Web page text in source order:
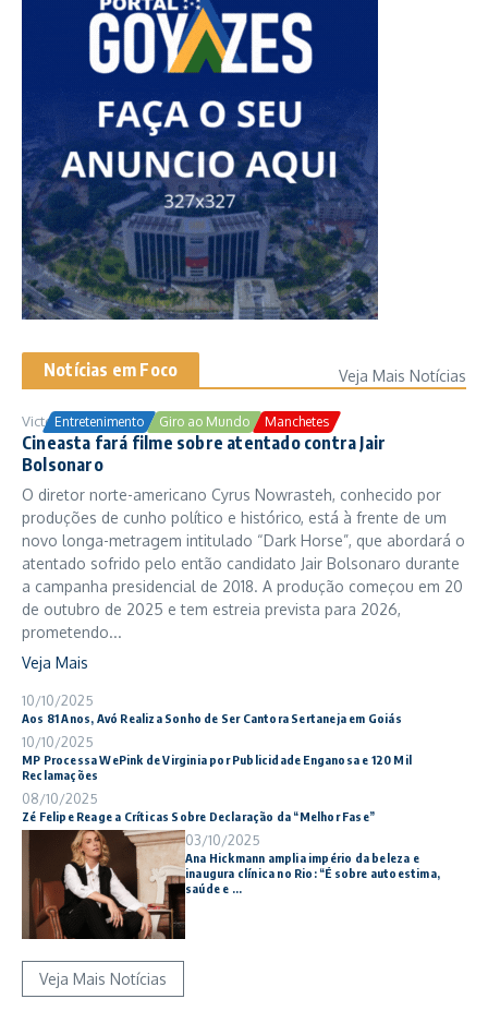
Notícias em Foco Veja Mais Notícias
Entretenimento Giro ao Mundo Manchetes
Victor Samuel 24/10/2025
Cineasta fará filme sobre atentado contra Jair
Bolsonaro
O diretor norte-americano Cyrus Nowrasteh, conhecido por
produções de cunho político e histórico, está à frente de um
novo longa-metragem intitulado “Dark Horse”, que abordará o
atentado sofrido pelo então candidato Jair Bolsonaro durante
a campanha presidencial de 2018. A produção começou em 20
de outubro de 2025 e tem estreia prevista para 2026,
prometendo...
Veja Mais
10/10/2025
Aos 81 Anos, Avó Realiza Sonho de Ser Cantora Sertaneja em Goiás
10/10/2025
MP Processa WePink de Virginia por Publicidade Enganosa e 120 Mil
Reclamações
08/10/2025
Zé Felipe Reage a Críticas Sobre Declaração da “Melhor Fase”
03/10/2025
Ana Hickmann amplia império da beleza e
inaugura clínica no Rio: “É sobre autoestima,
saúde e ...
Veja Mais Notícias